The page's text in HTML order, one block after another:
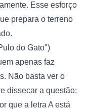
Esse esforço
prepara o terreno
do Gato")
apenas faz
Não basta ver o
dissecar a questão:
que a letra A está